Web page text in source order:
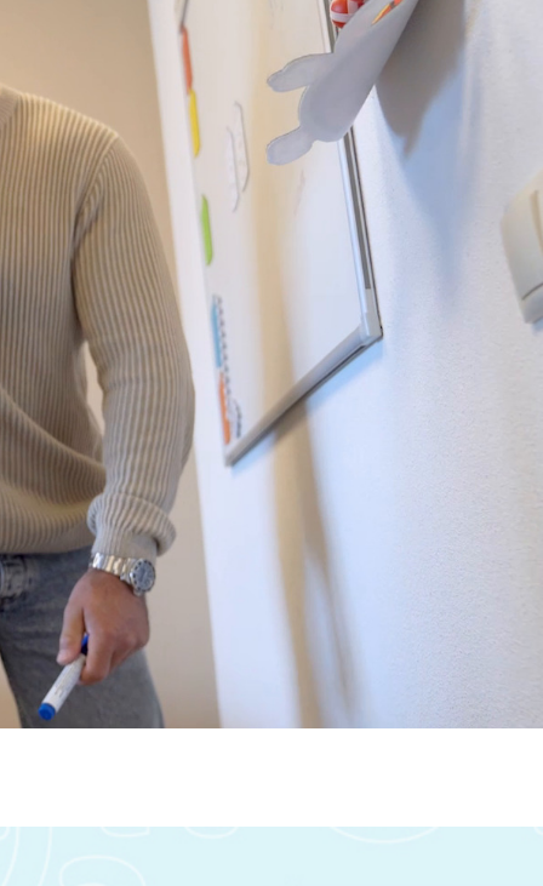
Begrijpend lezen
Toetstraining
Middelbare school
Huiswerkbegeleiding
Aardrijkskunde
Bedrijfseconomie
Biologie
Duits
Economie
Engels
Frans
Geschiedenis
Grieks
Latijn
Maatschappijleer
Natuurkunde
Nederlands
Scheikunde
Wiskunde
hbo
Rekenen
Nederlands
Engels
Taaltoets | Pabo
Rekenen- en Wiskundetoets | Pabo